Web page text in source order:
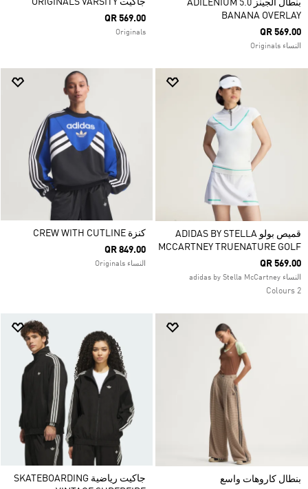
بنطال الجينز ADILENIUM 5.0
BANANA OVERLAY
QR 569.00
النساء Originals
جاكيت ORIGINALS VARSITY
QR 569.00
Originals
قميص بولو ADIDAS BY STELLA
MCCARTNEY TRUENATURE GOLF
QR 569.00
النساء adidas by Stella McCartney
2 Colours
كنزة CREW WITH CUTLINE
QR 849.00
النساء Originals
بنطال كاروهات واسع
جاكيت رياضية SKATEBOARDING